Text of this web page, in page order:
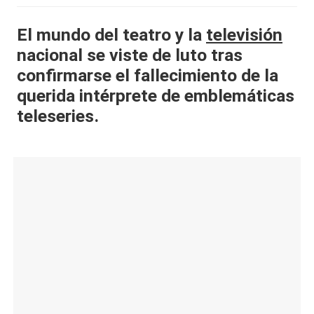
al
it
y
s,
T
El mundo del teatro y la televisión
nacional se viste de luto tras
confirmarse el fallecimiento de la
querida intérprete de emblemáticas
teleseries.